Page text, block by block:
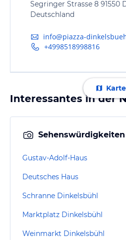
Segringer Strasse 8 91550
Deutschland
info@piazza-
+4998518998816
Karte
Interessantes in der
Sehenswürdigkeiten
Gustav-Adolf-Haus
Deutsches Haus
Schranne Dinkelsbühl
Marktplatz Dinkelsbühl
Weinmarkt Dinkelsbühl